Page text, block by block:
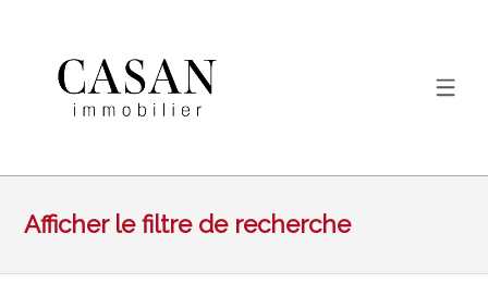
Afficher le filtre de recherche